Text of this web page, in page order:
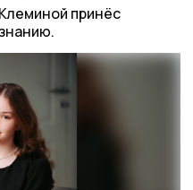
принёс